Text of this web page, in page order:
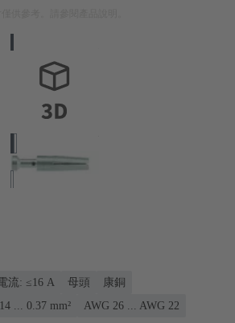
流: ≤16 A 母頭
康銅
... 0.37 mm²
AWG 26 ... AWG 22